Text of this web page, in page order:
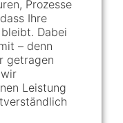
Prozesse
Ihre
Dabei
– denn
getragen
Leistung